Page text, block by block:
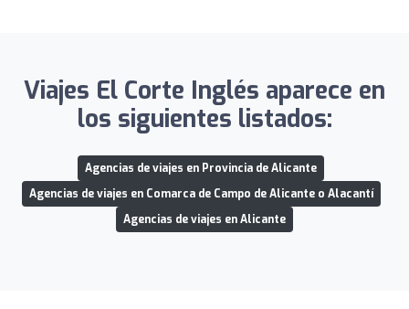
Viajes El Corte Inglés aparece en
los siguientes listados:
Agencias de viajes en Provincia de Alicante
Agencias de viajes en Comarca de Campo de Alicante o Alacantí
Agencias de viajes en Alicante